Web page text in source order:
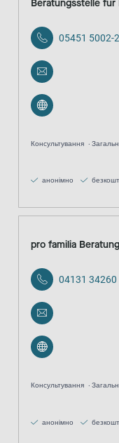
Beratungsstelle
05451 5002-
Консультування
анонімно
pro familia
04131 34260
Консультування
анонімно